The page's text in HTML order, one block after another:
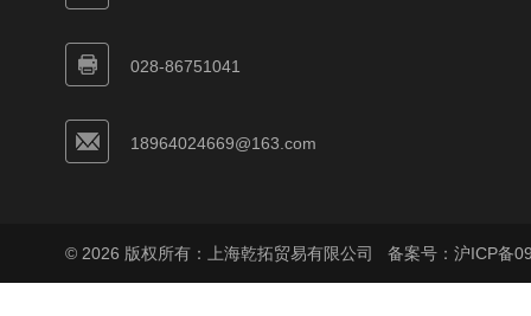
028-86751041
18964024669@163.com
© 2026 版权所有：上海乾拓贸易有限公司 备案号：沪ICP备